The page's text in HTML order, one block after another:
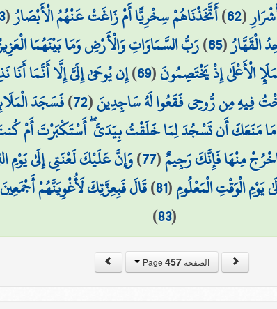
(
62
)أَتَّخَذْنَاهُمْ سِخْرِيًّا أَمْ زَاغَتْ عَنْهُمُ الْأَبْصَارُ(
الْقَهَّارُ(
65
)رَبُّ السَّمَاوَاتِ وَالْأَرْضِ وَمَا بَيْنَهُمَا
الْأَعْلَىٰ إِذْ يَخْتَصِمُونَ(
69
)إِن يُوحَىٰ إِلَيَّ إِلَّا أَنَّمَا أَنَا
فِيهِ مِن رُّوحِي فَقَعُوا لَهُ سَاجِدِينَ(
72
)فَسَجَدَ
مَا مَنَعَكَ أَن تَسْجُدَ لِمَا خَلَقْتُ بِيَدَيَّ ۖ أَسْتَكْبَرْتَ أَمْ
مِنْهَا فَإِنَّكَ رَجِيمٌ(
77
)وَإِنَّ عَلَيْكَ لَعْنَتِي إِلَىٰ يَوْمِ
يَوْمِ الْوَقْتِ الْمَعْلُومِ(
81
)قَالَ فَبِعِزَّتِكَ لَأُغْوِيَنَّهُمْ أَجْمَعِينَ
(
83
)
الصفحة Page457